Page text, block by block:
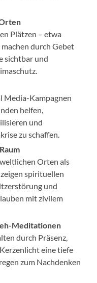
Plätzen – etwa
durch Gebet
sichtbar und
Media-Kampagnen
helfen,
und
zu schaffen.
Orten als
spirituellen
und
mit zivilem
Meditationen
durch Präsenz,
eine tiefe
zum Nachdenken